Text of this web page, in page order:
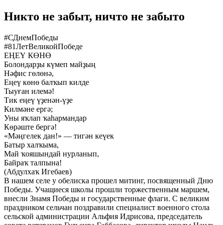
Никто не забыт, ничто не забыто
#СДнемПобеды
#81ЛетВеликойПобеде
ЕҢЕҮ КӨНӨ
Болондарҙы күмеп майҙың
Нәфис гөлөнә,
Еңеү көнө балҡып килде
Тыуған илемә!
Тик еңеү үҙенән-үҙе
Килмәне ергә;
Уны яҡлап ҡаһармандар
Көрәште бергә!
«Мәңгелек дан!» — тигән кеүек
Батыр халҡыма,
Май ҡояшындай нурланып,
Байраҡ талпына!
(Абдулхаҡ Игебаев)
В нашем селе у обелиска прошел митинг, посвященный Дню
Победы. Учащиеся школы прошли торжественным маршем,
внесли Знамя Победы и государственные флаги. С великим
праздником сельчан поздравили специалист военного стола
сельской администрации Альфия Идрисова, председатель